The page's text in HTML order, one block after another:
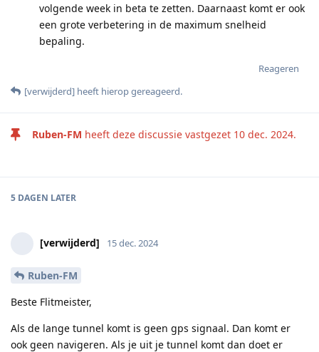
volgende week in beta te zetten. Daarnaast komt er ook
een grote verbetering in de maximum snelheid
bepaling.
Reageren
[verwijderd] heeft hierop gereageerd.
Ruben-FM heeft deze discussie vastgezet 10 dec. 2024.
5 DAGEN LATER
[verwijderd] 15 dec. 2024
Ruben-FM
Beste Flitmeister,
Als de lange tunnel komt is geen gps signaal. Dan komt er
ook geen navigeren. Als je uit je tunnel komt dan doet er